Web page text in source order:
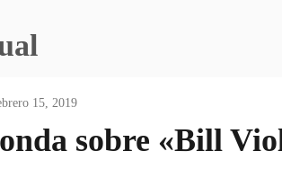
15, 2019
sobre «Bill